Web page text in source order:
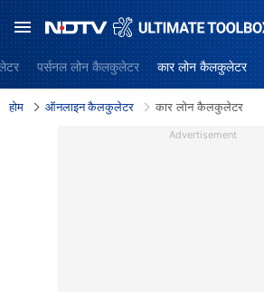
पर्सनल लोन कैलकुलेटर कार लोन कैलकुलेटर
होम ऑनलाइन कैलकुलेटर कार लोन कैलकुलेटर
Advertisement